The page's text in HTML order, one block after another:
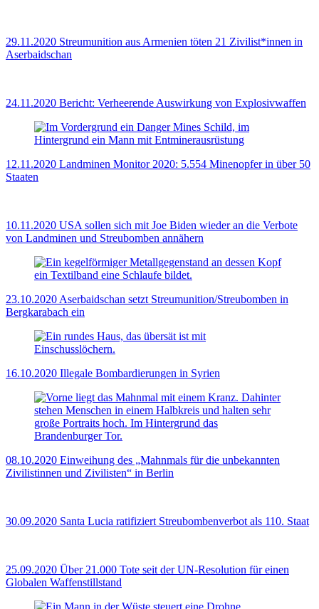
29.11.2020 Streumunition aus Armenien töten 21 Zivilist*innen in
Aserbaidschan
24.11.2020 Bericht: Verheerende Auswirkung von Explosivwaffen
12.11.2020 Landminen Monitor 2020: 5.554 Minenopfer in über 50
Staaten
10.11.2020 USA sollen sich mit Joe Biden wieder an die Verbote
von Landminen und Streubomben annähern
23.10.2020 Aserbaidschan setzt Streumunition/Streubomben in
Bergkarabach ein
16.10.2020 Illegale Bombardierungen in Syrien
08.10.2020 Einweihung des „Mahnmals für die unbekannten
Zivilistinnen und Zivilisten“ in Berlin
30.09.2020 Santa Lucia ratifiziert Streubombenverbot als 110. Staat
25.09.2020 Über 21.000 Tote seit der UN-Resolution für einen
Globalen Waffenstillstand